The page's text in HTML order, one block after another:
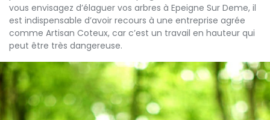
vous envisagez d’élaguer vos arbres à Epeigne Sur Deme, il
est indispensable d’avoir recours à une entreprise agrée
comme Artisan Coteux, car c’est un travail en hauteur qui
peut être très dangereuse.